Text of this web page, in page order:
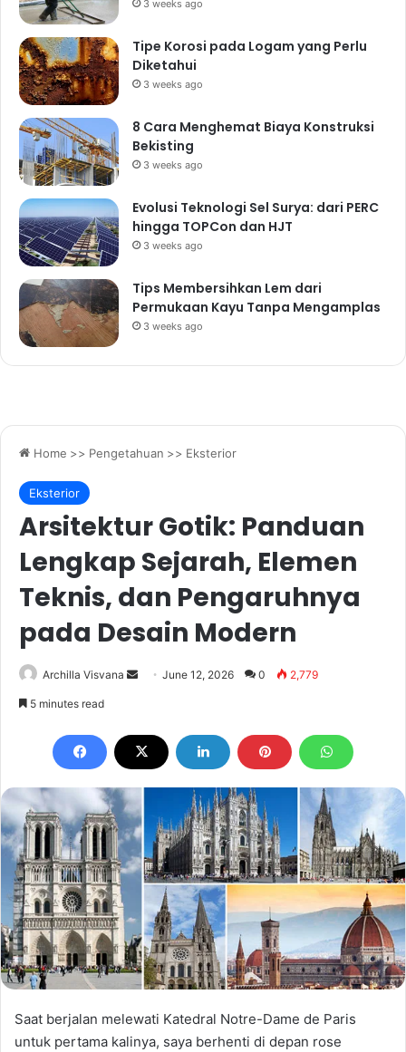
3 weeks ago
Tipe Korosi pada Logam yang Perlu
Diketahui
3 weeks ago
8 Cara Menghemat Biaya Konstruksi
Bekisting
3 weeks ago
Evolusi Teknologi Sel Surya: dari PERC
hingga TOPCon dan HJT
3 weeks ago
Tips Membersihkan Lem dari
Permukaan Kayu Tanpa Mengamplas
3 weeks ago